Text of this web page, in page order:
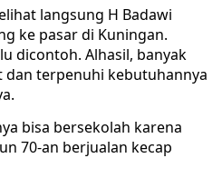
langsung H Badawi
ke pasar di Kuningan.
dicontoh. Alhasil, banyak
dan terpenuhi kebutuhannya
bisa bersekolah karena
70-an berjualan kecap